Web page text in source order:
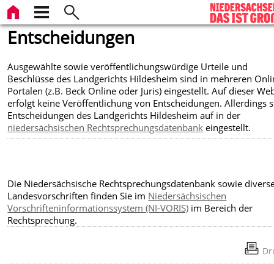
Entscheidungen
Ausgewählte sowie veröffentlichungswürdige Urteile und
Beschlüsse des Landgerichts Hildesheim sind in mehreren
Portalen (z.B. Beck Online oder Juris) eingestellt. Auf dieser
erfolgt keine Veröffentlichung von Entscheidungen. Allerdings
Entscheidungen des Landgerichts Hildesheim auf in der
niedersächsischen Rechtsprechungsdatenbank eingestellt.
Die Niedersächsische Rechtsprechungsdatenbank sowie
Landesvorschriften finden Sie im Niedersächsischen
Vorschrifteninformationssystem (NI-VORIS) im Bereich der
Rechtsprechung.